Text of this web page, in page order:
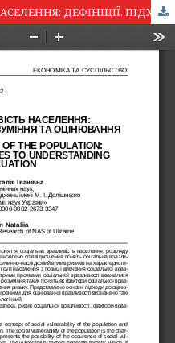
СОЦІАЛЬНА ВРАЗЛИВІСТЬ НАСЕЛЕННЯ: ДЕФІНІЦІЇ, ПІДХОДИ ДО РОЗУМІННЯ ТА ОЦІНЮВАННЯ